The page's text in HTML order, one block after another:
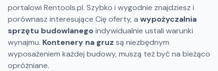
portalowi Rentools.pl. Szybko i wygodnie znajdziesz i
porównasz interesujące Cię oferty, a wypożyczalnia
sprzętu budowlanegoindywidualnie ustali warunki
wynajmu. Kontenery na gruz są niezbędnym
wyposażeniem każdej budowy, muszą też być na bieżąco
opróżniane.